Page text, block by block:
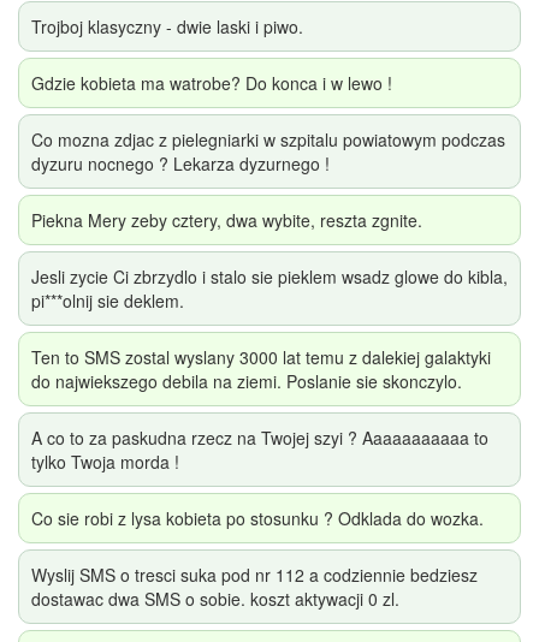
Trojboj klasyczny - dwie laski i piwo.
Gdzie kobieta ma watrobe? Do konca i w lewo !
Co mozna zdjac z pielegniarki w szpitalu powiatowym podczas
dyzuru nocnego ? Lekarza dyzurnego !
Piekna Mery zeby cztery, dwa wybite, reszta zgnite.
Jesli zycie Ci zbrzydlo i stalo sie pieklem wsadz glowe do kibla,
pi***olnij sie deklem.
Ten to SMS zostal wyslany 3000 lat temu z dalekiej galaktyki
do najwiekszego debila na ziemi. Poslanie sie skonczylo.
A co to za paskudna rzecz na Twojej szyi ? Aaaaaaaaaaa to
tylko Twoja morda !
Co sie robi z lysa kobieta po stosunku ? Odklada do wozka.
Wyslij SMS o tresci suka pod nr 112 a codziennie bedziesz
dostawac dwa SMS o sobie. koszt aktywacji 0 zl.